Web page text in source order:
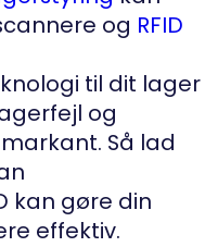
og RFID
til dit lager
og
markant. Så lad
kan gøre din
effektiv.